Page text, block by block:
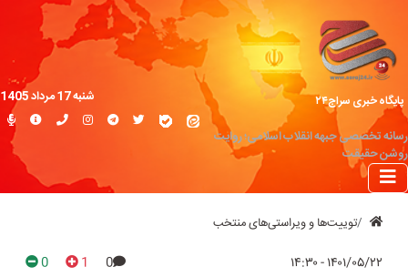
پایگاه خبری سراج۲۴
رسانه تخصصی جبهه انقلاب اسلامی؛ روایت
روشن حقیقت
شنبه 17 مرداد 1405
توییت‌ها و ویراستی‌های منتخب
۱۴۰۱/۰۵/۲۲ - ۱۴:۳۰ 0
1
0